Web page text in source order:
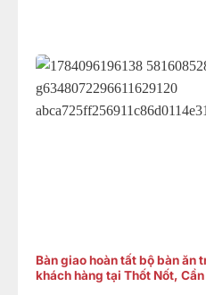
Bàn giao hoàn tất bộ bàn ăn
khách hàng tại Thốt Nốt, Cần